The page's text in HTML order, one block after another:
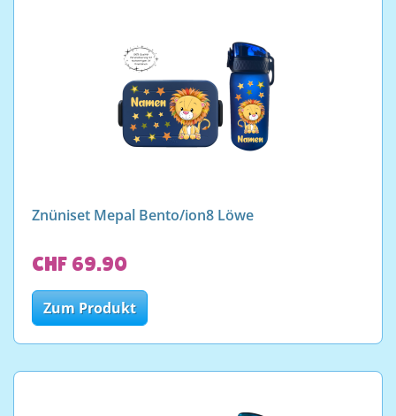
Znüniset Mepal Bento/ion8 Löwe
CHF 69.90
Zum Produkt